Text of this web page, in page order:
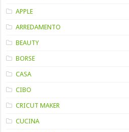
APPLE
ARREDAMENTO
BEAUTY
BORSE
CASA
CIBO
CRICUT MAKER
CUCINA